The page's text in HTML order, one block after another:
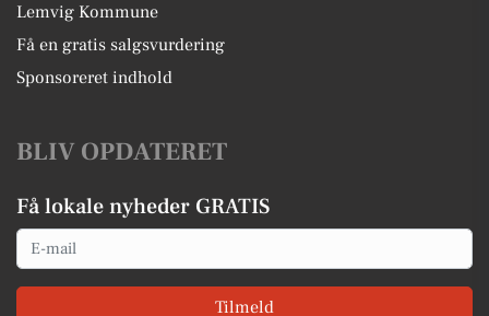
Lemvig Kommune
Få en gratis salgsvurdering
Sponsoreret indhold
BLIV OPDATERET
Få lokale nyheder GRATIS
Email
Tilmeld